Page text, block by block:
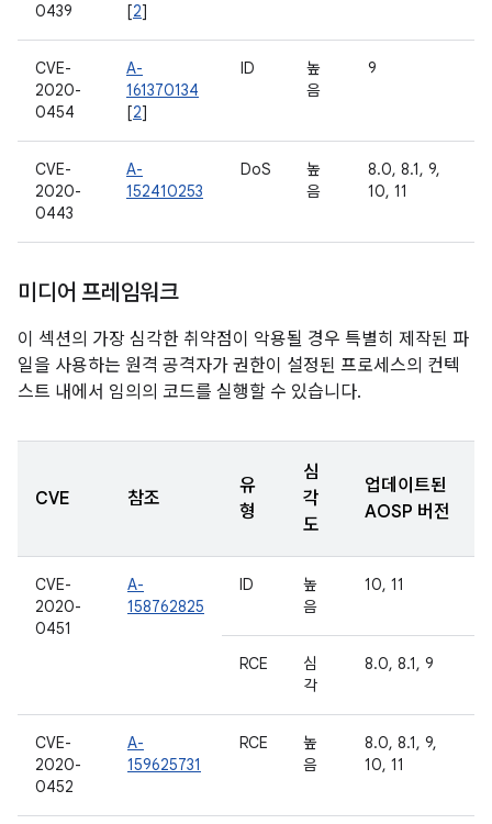
0439
[2]
CVE-
2020-
0454
A-
161370134
[2]
ID
높
음
9
CVE-
2020-
0443
A-
152410253
DoS
높
음
8.0, 8.1, 9,
10, 11
미디어 프레임워크
이 섹션의 가장 심각한 취약점이 악용될 경우 특별히 제작된 파
일을 사용하는 원격 공격자가 권한이 설정된 프로세스의 컨텍
스트 내에서 임의의 코드를 실행할 수 있습니다.
CVE 참조
유
형
심
각
도
업데이트된
AOSP 버전
CVE-
2020-
0451
A-
158762825
ID
높
음
10, 11
RCE
심
각
8.0, 8.1, 9
CVE-
2020-
0452
A-
159625731
RCE
높
음
8.0, 8.1, 9,
10, 11